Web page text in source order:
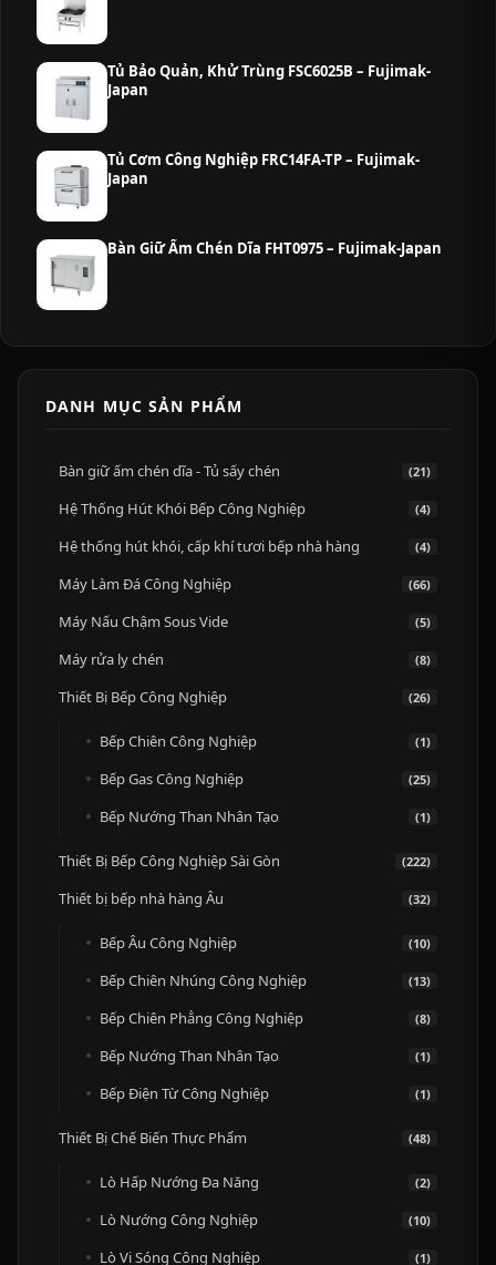
Tủ Bảo Quản, Khử Trùng FSC6025B – Fujimak-
Japan
Tủ Cơm Công Nghiệp FRC14FA-TP – Fujimak-
Japan
Bàn Giữ Ấm Chén Dĩa FHT0975 – Fujimak-Japan
DANH MỤC SẢN PHẨM
Bàn giữ ấm chén dĩa - Tủ sấy chén (21)
Hệ Thống Hút Khói Bếp Công Nghiệp (4)
Hệ thống hút khói, cấp khí tươi bếp nhà hàng (4)
Máy Làm Đá Công Nghiệp (66)
Máy Nấu Chậm Sous Vide (5)
Máy rửa ly chén (8)
Thiết Bị Bếp Công Nghiệp (26)
Bếp Chiên Công Nghiệp (1)
Bếp Gas Công Nghiệp (25)
Bếp Nướng Than Nhân Tạo (1)
Thiết Bị Bếp Công Nghiệp Sài Gòn (222)
Thiết bị bếp nhà hàng Âu (32)
Bếp Âu Công Nghiệp (10)
Bếp Chiên Nhúng Công Nghiệp (13)
Bếp Chiên Phẳng Công Nghiệp (8)
Bếp Nướng Than Nhân Tạo (1)
Bếp Điện Từ Công Nghiệp (1)
Thiết Bị Chế Biến Thực Phẩm (48)
Lò Hấp Nướng Đa Năng (2)
Lò Nướng Công Nghiệp (10)
Lò Vi Sóng Công Nghiệp (1)